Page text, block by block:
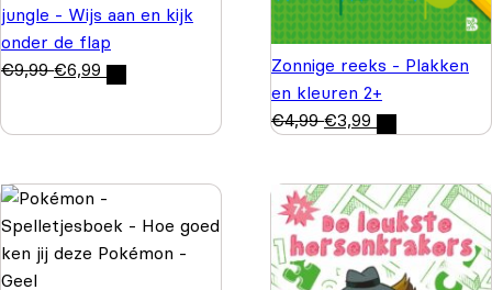
jungle - Wijs aan en kijk
onder de flap
€9,99 €6,99
Zonnige reeks - Plakken
en kleuren 2+
€4,99 €3,99